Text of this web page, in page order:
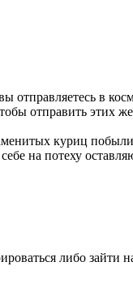
отправляетесь в
отправить этих
куриц
на потеху
либо зайти